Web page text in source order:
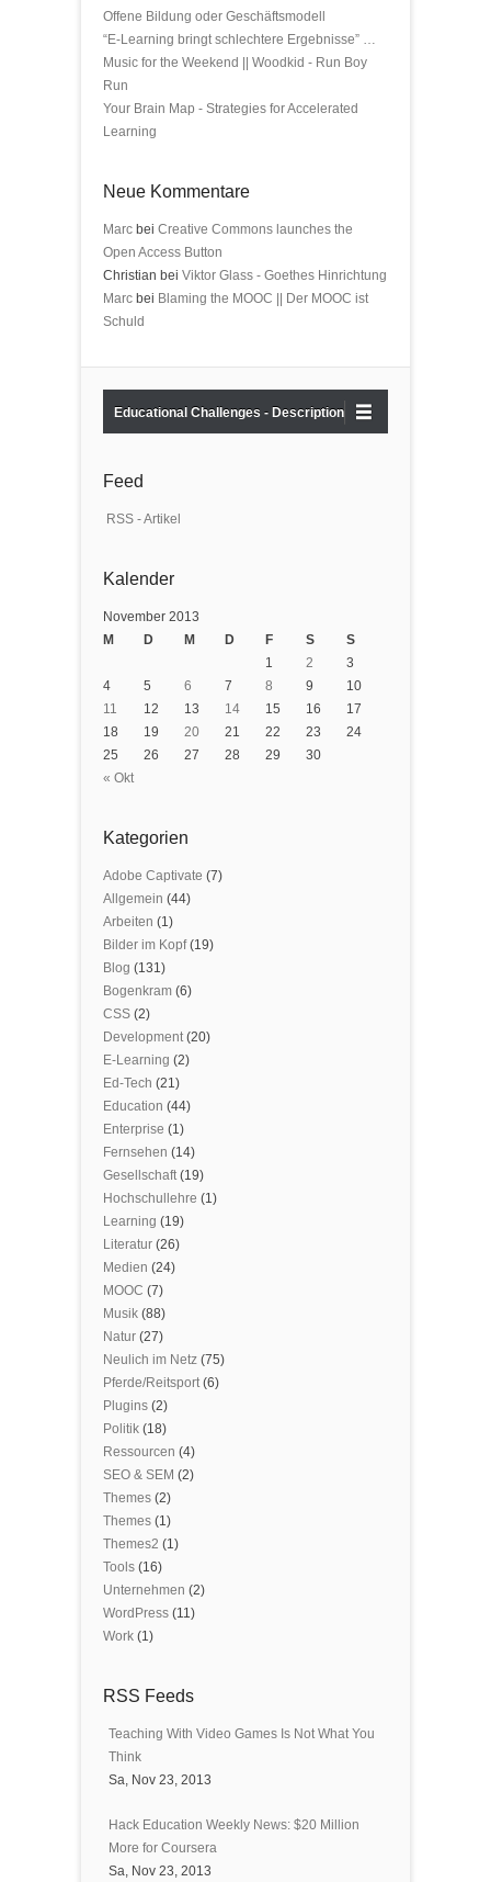
Offene Bildung oder Geschäftsmodell
“E-Learning bringt schlechtere Ergebnisse” …
Music for the Weekend || Woodkid - Run Boy
Run
Your Brain Map - Strategies for Accelerated
Learning
Neue Kommentare
Marc bei Creative Commons launches the
Open Access Button
Christian bei Viktor Glass - Goethes Hinrichtung
Marc bei Blaming the MOOC || Der MOOC ist
Schuld
Educational Challenges - Description
Feed
RSS - Artikel
Kalender
November 2013
M
D M D F S S
« Okt
1 2
3
4
5 6 7 8 9
10
11
12 13 14 15 16
17
18
19 20 21 22 23
24
25
26 27 28 29 30
Kategorien
Adobe Captivate (7)
Allgemein (44)
Arbeiten (1)
Bilder im Kopf(19)
Blog (131)
Bogenkram (6)
CSS (2)
Development(20)
E-Learning (2)
Ed-Tech (21)
Education (44)
Enterprise (1)
Fernsehen (14)
Gesellschaft(19)
Hochschullehre (1)
Learning (19)
Literatur (26)
Medien (24)
MOOC (7)
Musik (88)
Natur (27)
Neulich im Netz (75)
Pferde/Reitsport(6)
Plugins (2)
Politik (18)
Ressourcen (4)
SEO & SEM (2)
Themes (2)
Themes (1)
Themes2 (1)
Tools (16)
Unternehmen (2)
WordPress (11)
Work (1)
RSS Feeds
Teaching With Video Games Is Not What You
Think
Sa, Nov 23, 2013
Hack Education Weekly News: $20 Million
More for Coursera
Sa, Nov 23, 2013